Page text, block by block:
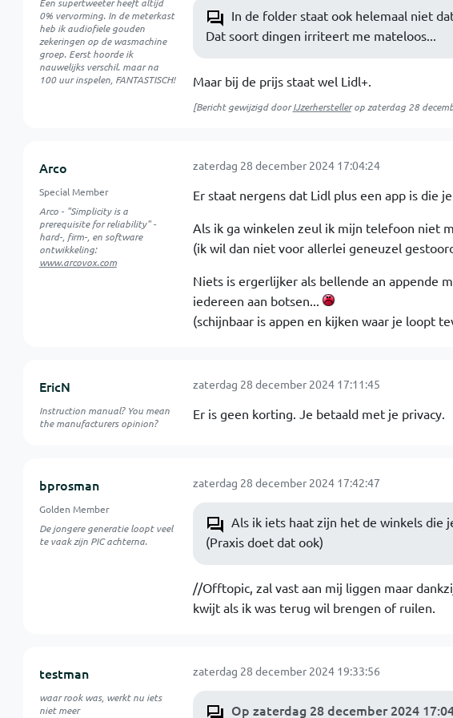
0% vervorming. In de meterkast
heb ik audiofiele gouden
zekeringen op de wasmachine
groep. Eerst hoorde ik
nauwelijks verschil. maar na
100 uur inspelen, FANTASTISCH!
In de folder staat ook helemaal niet
Dat soort dingen irriteert me mateloos...
Maar bij de prijs staat wel Lidl+.
[Bericht gewijzigd doorIJzerherstellerop zaterdag 28
Arco
Special Member
Arco - "Simplicity is a
prerequisite for reliability" -
hard-, firm-, en software
ontwikkeling:
www.arcovox.com
zaterdag 28 december 2024 17:04:24
Er staat nergens dat Lidl plus een app is die
Als ik ga winkelen zeul ik mijn telefoon niet
(ik wil dan niet voor allerlei geneuzel
Niets is ergerlijker als bellende an appende
iedereen aan botsen...
(schijnbaar is appen en kijken waar je loopt
EricN
Instruction manual? You mean
the manufacturers opinion?
zaterdag 28 december 2024 17:11:45
Er is geen korting. Je betaald met je privacy.
bprosman
Golden Member
De jongere generatie loopt veel
te vaak zijn PIC achterna.
zaterdag 28 december 2024 17:42:47
Als ik iets haat zijn het de winkels die
(Praxis doet dat ook)
//Offtopic, zal vast aan mij liggen maar
kwijt als ik was terug wil brengen of ruilen.
testman
waar rook was, werkt nu iets
niet meer
zaterdag 28 december 2024 19:33:56
Op zaterdag 28 december 2024